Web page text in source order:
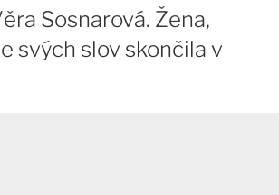
Sosnarová. Žena,
svých slov skončila v